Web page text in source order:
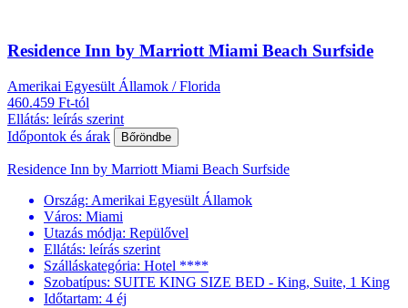
Residence Inn by Marriott Miami Beach Surfside
Amerikai Egyesült Államok / Florida
460.459 Ft-tól
Ellátás: leírás szerint
Időpontok és árak
Bőröndbe
Residence Inn by Marriott Miami Beach Surfside
Ország: Amerikai Egyesült Államok
Város: Miami
Utazás módja: Repülővel
Ellátás: leírás szerint
Szálláskategória: Hotel ****
Szobatípus: SUITE KING SIZE BED - King, Suite, 1 King
Időtartam: 4 éj